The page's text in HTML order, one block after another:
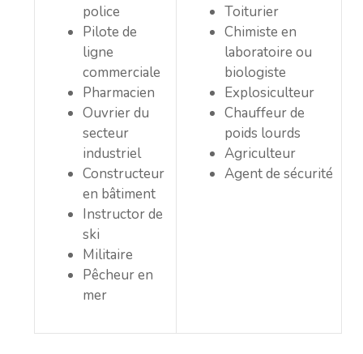
police
Pilote de
ligne
commerciale
Pharmacien
Ouvrier du
secteur
industriel
Constructeur
en bâtiment
Instructor de
ski
Militaire
Pêcheur en
mer
Toiturier
Chimiste en
laboratoire ou
biologiste
Explosiculteur
Chauffeur de
poids lourds
Agriculteur
Agent de sécurité